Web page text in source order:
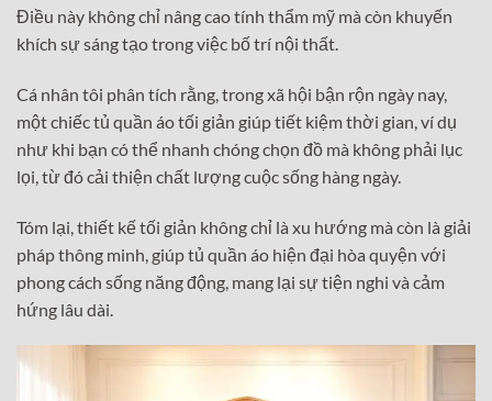
Điều này không chỉ nâng cao tính thẩm mỹ mà còn khuyến
khích sự sáng tạo trong việc bố trí nội thất.
Cá nhân tôi phân tích rằng, trong xã hội bận rộn ngày nay,
một chiếc tủ quần áo tối giản giúp tiết kiệm thời gian, ví dụ
như khi bạn có thể nhanh chóng chọn đồ mà không phải lục
lọi, từ đó cải thiện chất lượng cuộc sống hàng ngày.
Tóm lại, thiết kế tối giản không chỉ là xu hướng mà còn là giải
pháp thông minh, giúp tủ quần áo hiện đại hòa quyện với
phong cách sống năng động, mang lại sự tiện nghi và cảm
hứng lâu dài.